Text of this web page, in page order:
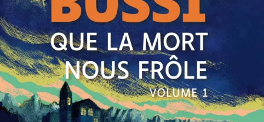
Michel Bussi
52€